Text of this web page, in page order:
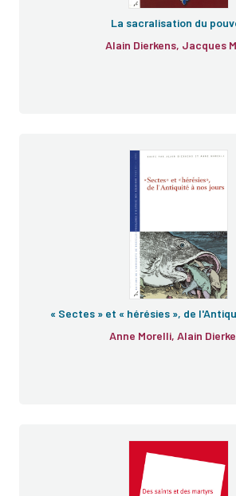
La sacralisation du
Alain Dierkens, Jacques
« Sectes » et « hérésies », de
Anne Morelli, Alain
Problèmes d'histoire des